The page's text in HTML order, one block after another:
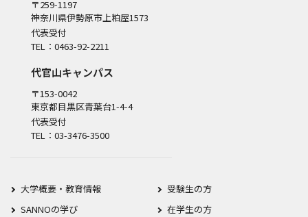
〒259-1197
神奈川県伊勢原市上粕屋1573
代表受付
TEL：0463-92-2211
代官山キャンパス
〒153-0042
東京都目黒区青葉台1-4-4
代表受付
TEL：03-3476-3500
大学概要・教育情報
SANNOの学び
受験生の方
在学生の方